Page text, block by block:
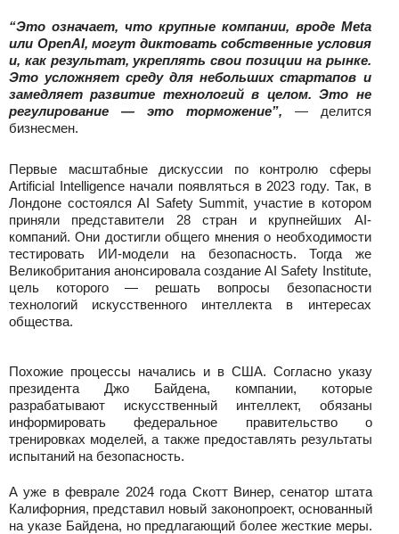
“Это означает, что крупные компании, вроде Meta
или OpenAI, могут диктовать собственные условия
и, как результат, укреплять свои позиции на рынке.
Это усложняет среду для небольших стартапов и
замедляет развитие технологий в целом. Это не
регулирование — это торможение”, — делится
бизнесмен.
Первые масштабные дискуссии по контролю сферы
Artificial Intelligence начали появляться в 2023 году. Так, в
Лондоне состоялся AI Safety Summit, участие в котором
приняли представители 28 стран и крупнейших AI-
компаний. Они достигли общего мнения о необходимости
тестировать ИИ-модели на безопасность. Тогда же
Великобритания анонсировала создание AI Safety Institute,
цель которого — решать вопросы безопасности
технологий искусственного интеллекта в интересах
общества.
Похожие процессы начались и в США. Согласно указу
президента Джо Байдена, компании, которые
разрабатывают искусственный интеллект, обязаны
информировать федеральное правительство о
тренировках моделей, а также предоставлять результаты
испытаний на безопасность.
А уже в феврале 2024 года Скотт Винер, сенатор штата
Калифорния, представил новый законопроект, основанный
на указе Байдена, но предлагающий более жесткие меры.